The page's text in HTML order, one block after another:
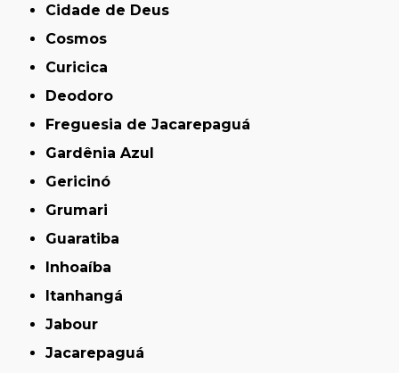
Cidade de Deus
Cosmos
Curicica
Deodoro
Freguesia de Jacarepaguá
Gardênia Azul
Gericinó
Grumari
Guaratiba
Inhoaíba
Itanhangá
Jabour
Jacarepaguá